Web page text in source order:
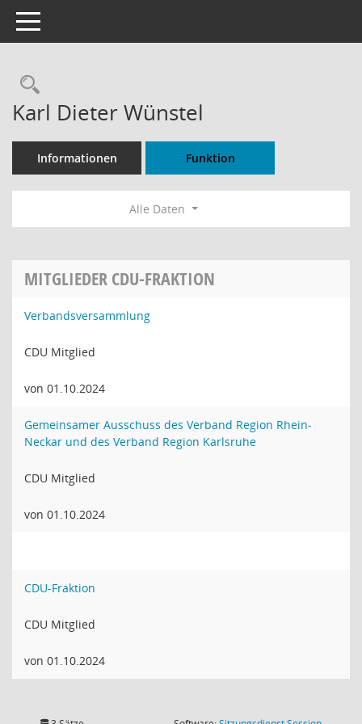
Toggle navigation
Rechercheauswahl
Karl Dieter Wünstel
Informationen Funktion
Alle Daten
MITGLIEDER CDU-FRAKTION
Verbandsversammlung
CDU Mitglied
von 01.10.2024
Gemeinsamer Ausschuss des Verband Region Rhein-
Neckar und des Verband Region Karlsruhe
CDU Mitglied
von 01.10.2024
CDU-Fraktion
CDU Mitglied
von 01.10.2024